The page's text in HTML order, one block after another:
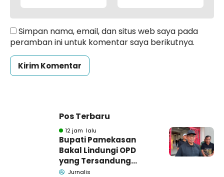
Simpan nama, email, dan situs web saya pada
peramban ini untuk komentar saya berikutnya.
Pos Terbaru
12 jam lalu
Bupati Pamekasan
Bakal Lindungi OPD
yang Tersandung
Dugaan Korupsi
Jurnalis